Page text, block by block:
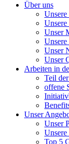
Über uns
Unsere
Unser
Unser
Unser
Arbeiten in
Teil
offene
Unser
Unser
Unsere
Top 5